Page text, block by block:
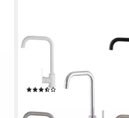
FAIZEE MÖBEL
STEEL Wasserhahn Küche Spüle
Armatur 360° Drehbar
(19)
-43%